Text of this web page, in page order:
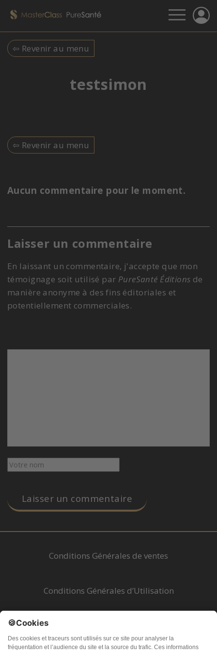
⇦ Revenir au menu
testsimon
⇦ Revenir au menu
Aucun commentaire pour le moment.
Laisser un commentaire
En laissant un commentaire, j'accepte que mon
témoignage soit utilisé par PureSanté Éditions de
manière anonyme à des fins éditoriales et
potentiellement commerciales.
Conditions Générales de ventes
Conditions Générales d’Utilisation